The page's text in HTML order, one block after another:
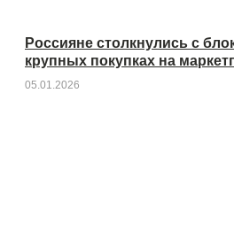
Россияне столкнулись с
крупных покупках на
05.01.2026